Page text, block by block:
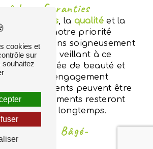
Garanties
Bressanes, la qualitéet la
fleurs sont notre priorité
sélectionnons soigneusement
la main, en veillant à ce
à leur apogée de beauté et
à notre engagement
nos clients peuvent être
arrangements resteront
pendant longtemps.
à Bâgé-
cookies et
sur
souhaitez